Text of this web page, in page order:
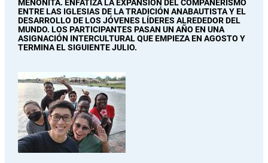
MENONITA. ENFATIZA LA EXPANSIÓN DEL COMPAÑERISMO
ENTRE LAS IGLESIAS DE LA TRADICIÓN ANABAUTISTA Y EL
DESARROLLO DE LOS JÓVENES LÍDERES ALREDEDOR DEL
MUNDO. LOS PARTICIPANTES PASAN UN AÑO EN UNA
ASIGNACIÓN INTERCULTURAL QUE EMPIEZA EN AGOSTO Y
TERMINA EL SIGUIENTE JULIO.